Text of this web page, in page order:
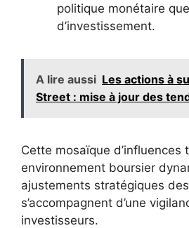
politique monétaire
d’investissement.
A lire aussi Les actions à
Street : mise à jour des
Cette mosaïque d’influences
environnement boursier
ajustements stratégiques
s’accompagnent d’une
investisseurs.